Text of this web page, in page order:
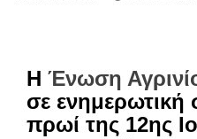
Η Ένωση
σε ενημερωτική
πρωί της 12ης